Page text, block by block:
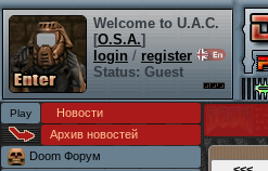
Welcome to U.A.C.
[O.S.A.]
login / register
Status: Guest
Новости
Архив новостей
Doom Форум